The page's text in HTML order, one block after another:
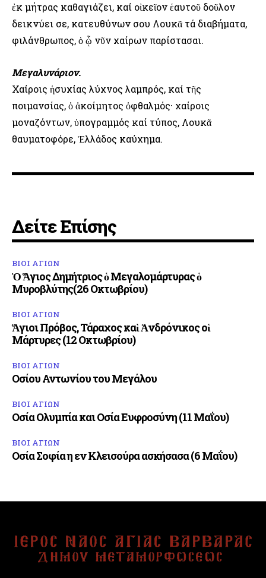
ἐκ μήτρας καθαγιάζει, καί οἰκεῖον ἑαυτοῦ δοῦλον
δεικνύει σε, κατευθύνων σου Λουκᾶ τά διαβήματα,
φιλάνθρωπος, ὁ ᾧ νῦν χαίρων παρίστασαι.
Μεγαλυνάριον.
Χαίροις ἡσυχίας λύχνος λαμπρός, καί τῆς
ποιμανσίας, ὁ ἀκοίμητος ὀφθαλμός· χαίροις
μοναζόντων, ὑπογραμμός καί τύπος, Λουκᾶ
θαυματοφόρε, Ἑλλάδος καύχημα.
Δείτε Επίσης
ΒΙΟΙ ΑΓΙΩΝ
Ὁ Ἅγιος Δημήτριος ὁ Μεγαλομάρτυρας ὁ
Μυροβλύτης(26 Οκτωβρίου)
ΒΙΟΙ ΑΓΙΩΝ
Ἅγιοι Πρόβος, Τάραχος καὶ Ἀνδρόνικος οἱ
Μάρτυρες (12 Οκτωβρίου)
ΒΙΟΙ ΑΓΙΩΝ
Οσίου Αντωνίου του Μεγάλου
ΒΙΟΙ ΑΓΙΩΝ
Οσία Ολυμπία και Οσία Ευφροσύνη (11 Μαΐου)
ΒΙΟΙ ΑΓΙΩΝ
Οσία Σοφία η εν Κλεισούρα ασκήσασα (6 Μαΐου)